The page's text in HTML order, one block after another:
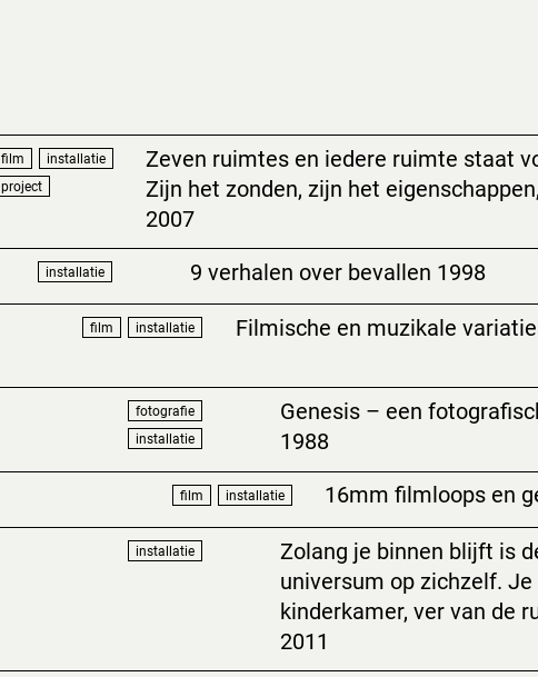
film
installatie
project
Zeven ruimtes en iedere ruimte staat
Zijn het zonden, zijn het
2007
installatie
9 verhalen over bevallen 1998
film installatie Filmische en muzikale
fotografie
installatie
Genesis – een
1988
film installatie
16mm filmloops en
installatie
Zolang je binnen blijft is
universum op zichzelf.
kinderkamer, ver van de
2011